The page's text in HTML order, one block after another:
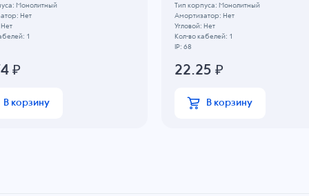
Монолитный
Нет
Нет
1
₽
В корзину
Тип корпуса: Монолитный
Амортизатор: Нет
Угловой: Нет
Кол-во кабелей: 1
IP: 68
22.25 ₽
В корзину